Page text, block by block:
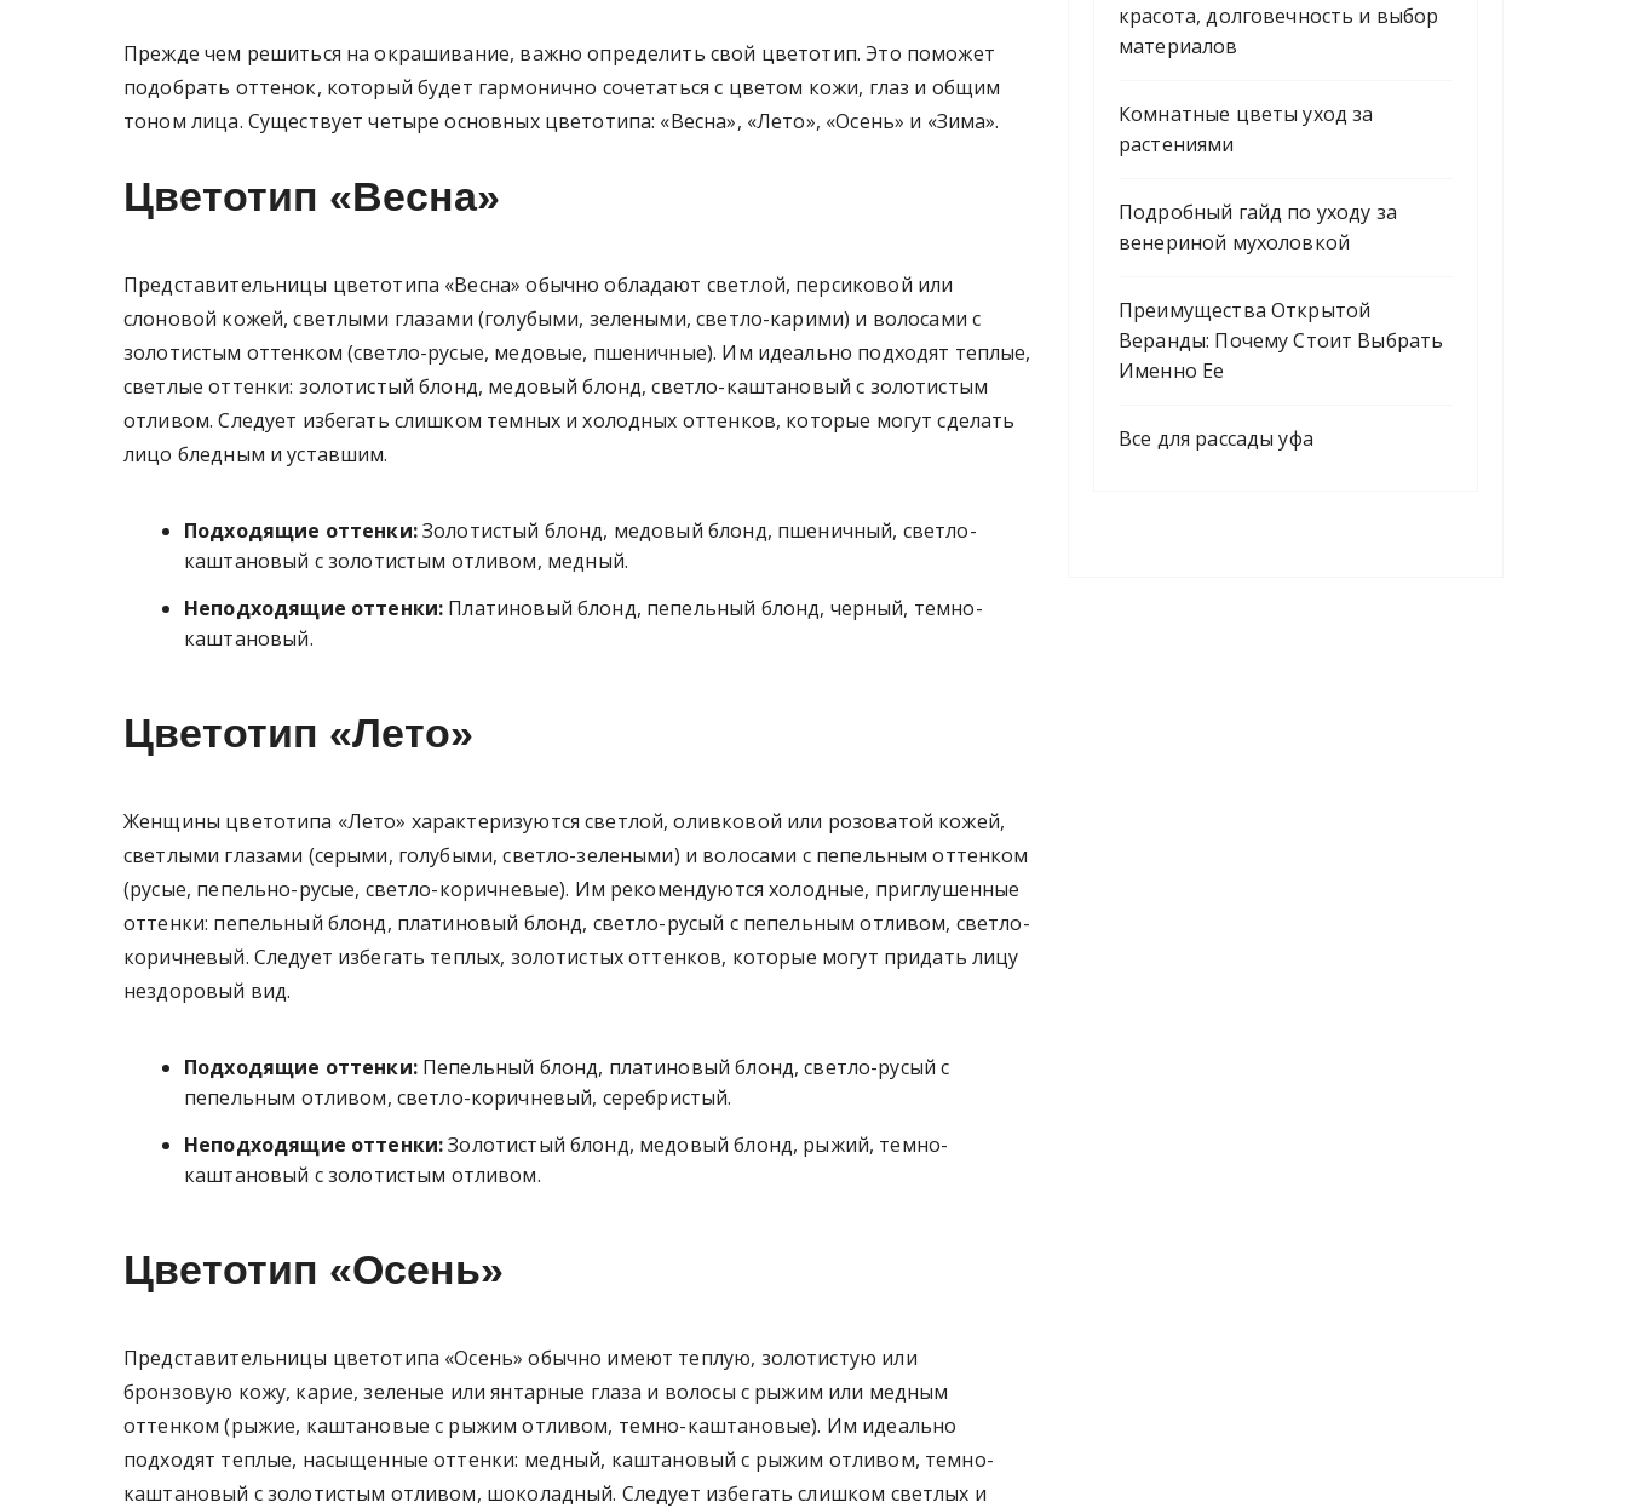
Прежде чем решиться на окрашивание, важно определить свой цветотип. Это поможет
подобрать оттенок, который будет гармонично сочетаться с цветом кожи, глаз и общим
тоном лица. Существует четыре основных цветотипа: «Весна», «Лето», «Осень» и «Зима».
Цветотип «Весна»
Представительницы цветотипа «Весна» обычно обладают светлой, персиковой или
слоновой кожей, светлыми глазами (голубыми, зелеными, светло-карими) и волосами с
золотистым оттенком (светло-русые, медовые, пшеничные). Им идеально подходят теплые,
светлые оттенки: золотистый блонд, медовый блонд, светло-каштановый с золотистым
отливом. Следует избегать слишком темных и холодных оттенков, которые могут сделать
лицо бледным и уставшим.
Подходящие оттенки:Золотистый блонд, медовый блонд, пшеничный, светло-
каштановый с золотистым отливом, медный.
Неподходящие оттенки: Платиновый блонд, пепельный блонд, черный, темно-
каштановый.
Цветотип «Лето»
Женщины цветотипа «Лето» характеризуются светлой, оливковой или розоватой кожей,
светлыми глазами (серыми, голубыми, светло-зелеными) и волосами с пепельным оттенком
(русые, пепельно-русые, светло-коричневые). Им рекомендуются холодные, приглушенные
оттенки: пепельный блонд, платиновый блонд, светло-русый с пепельным отливом, светло-
коричневый. Следует избегать теплых, золотистых оттенков, которые могут придать лицу
нездоровый вид.
Подходящие оттенки:Пепельный блонд, платиновый блонд, светло-русый с
пепельным отливом, светло-коричневый, серебристый.
Неподходящие оттенки:Золотистый блонд, медовый блонд, рыжий, темно-
каштановый с золотистым отливом.
Цветотип «Осень»
Представительницы цветотипа «Осень» обычно имеют теплую, золотистую или
бронзовую кожу, карие, зеленые или янтарные глаза и волосы с рыжим или медным
оттенком (рыжие, каштановые с рыжим отливом, темно-каштановые). Им идеально
подходят теплые, насыщенные оттенки: медный, каштановый с рыжим отливом, темно-
каштановый с золотистым отливом, шоколадный. Следует избегать слишком светлых и
красота, долговечность и выбор
материалов
Комнатные цветы уход за
растениями
Подробный гайд по уходу за
венериной мухоловкой
Преимущества Открытой
Веранды: Почему Стоит Выбрать
Именно Ее
Все для рассады уфа